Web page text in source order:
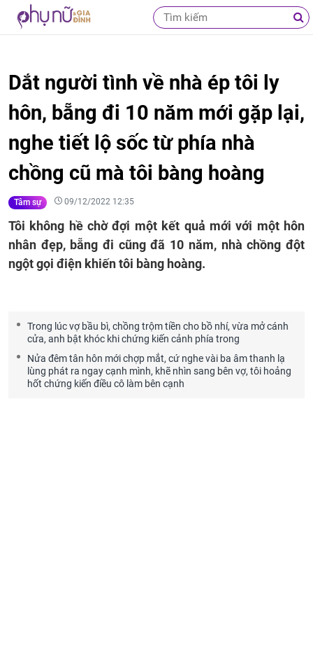
Dắt người tình về nhà ép tôi ly
hôn, bẵng đi 10 năm mới gặp lại,
nghe tiết lộ sốc từ phía nhà
chồng cũ mà tôi bàng hoàng
Tâm sự 09/12/2022 12:35
Tôi không hề chờ đợi một kết quả mới với một hôn
nhân đẹp, bẵng đi cũng đã 10 năm, nhà chồng đột
ngột gọi điện khiến tôi bàng hoàng.
Trong lúc vợ bầu bì, chồng trộm tiền cho bồ nhí, vừa mở cánh
cửa, anh bật khóc khi chứng kiến cảnh phía trong
Nửa đêm tân hôn mới chợp mắt, cứ nghe vài ba âm thanh lạ
lùng phát ra ngay cạnh mình, khẽ nhìn sang bên vợ, tôi hoảng
hốt chứng kiến điều cô làm bên cạnh